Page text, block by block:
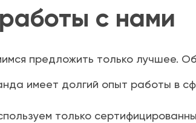
с нами
предложить только лучшее.
имеет долгий опыт работы в
только